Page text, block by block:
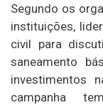
Segundo os
instituições,
civil para
saneamento
investimentos
campanha